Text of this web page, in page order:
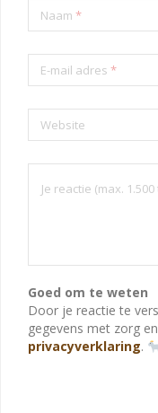
Naam *
E-mail adres *
Website
Goed om te weten
Door je reactie te
gegevens met zorg
privacyverklaring.